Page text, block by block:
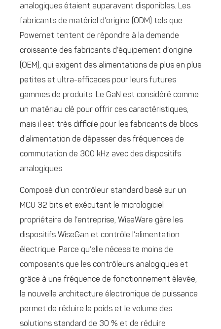
analogiques étaient auparavant disponibles. Les
fabricants de matériel d’origine (ODM) tels que
Powernet tentent de répondre à la demande
croissante des fabricants d’équipement d’origine
(OEM), qui exigent des alimentations de plus en plus
petites et ultra-efficaces pour leurs futures
gammes de produits. Le GaN est considéré comme
un matériau clé pour offrir ces caractéristiques,
mais il est très difficile pour les fabricants de blocs
d’alimentation de dépasser des fréquences de
commutation de 300 kHz avec des dispositifs
analogiques.
Composé d’un contrôleur standard basé sur un
MCU 32 bits et exécutant le micrologiciel
propriétaire de l’entreprise, WiseWare gère les
dispositifs WiseGan et contrôle l’alimentation
électrique. Parce qu’elle nécessite moins de
composants que les contrôleurs analogiques et
grâce à une fréquence de fonctionnement élevée,
la nouvelle architecture électronique de puissance
permet de réduire le poids et le volume des
solutions standard de 30 % et de réduire